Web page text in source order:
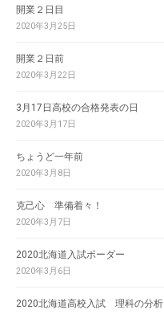
開業２日目
2020年3月25日
開業２日前
2020年3月22日
3月17日高校の合格発表の日
2020年3月17日
ちょうど一年前
2020年3月8日
克己心 準備着々！
2020年3月7日
2020北海道入試ボーダー
2020年3月6日
2020北海道高校入試 理科の分析